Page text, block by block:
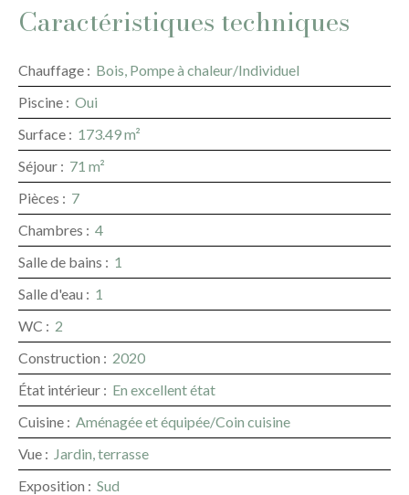
Caractéristiques techniques
Chauffage : Bois, Pompe à chaleur/Individuel
Piscine : Oui
Surface : 173.49m²
Séjour : 71 m²
Pièces : 7
Chambres : 4
Salle de bains : 1
Salle d'eau : 1
WC : 2
Construction : 2020
État intérieur : En excellent état
Cuisine : Aménagée et équipée/Coin cuisine
Vue : Jardin, terrasse
Exposition : Sud